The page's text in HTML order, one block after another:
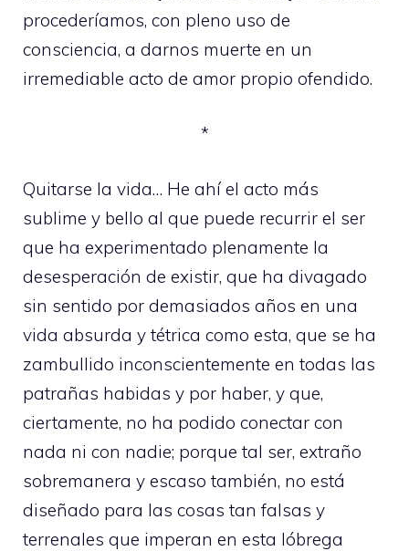
procederíamos, con pleno uso de
consciencia, a darnos muerte en un
irremediable acto de amor propio ofendido.
*
Quitarse la vida… He ahí el acto más
sublime y bello al que puede recurrir el ser
que ha experimentado plenamente la
desesperación de existir, que ha divagado
sin sentido por demasiados años en una
vida absurda y tétrica como esta, que se ha
zambullido inconscientemente en todas las
patrañas habidas y por haber, y que,
ciertamente, no ha podido conectar con
nada ni con nadie; porque tal ser, extraño
sobremanera y escaso también, no está
diseñado para las cosas tan falsas y
terrenales que imperan en esta lóbrega